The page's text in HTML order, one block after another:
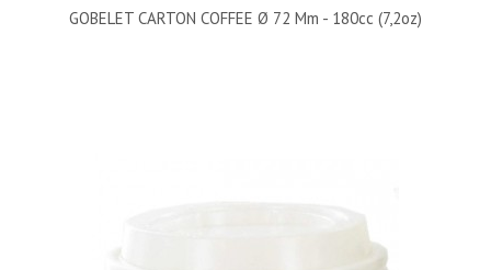
GOBELET CARTON COFFEE Ø 72 Mm - 180cc (7,2oz)